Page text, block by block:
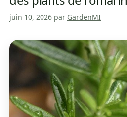
juin 10, 2026 par GardenMI